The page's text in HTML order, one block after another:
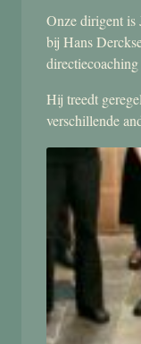
Onze dirigent is
bij Hans
Hij treedt
verschillende